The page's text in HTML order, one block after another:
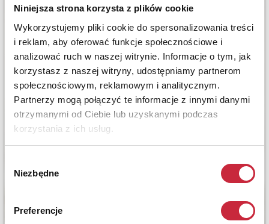
Niniejsza strona korzysta z plików cookie
Wykorzystujemy pliki cookie do spersonalizowania treści
i reklam, aby oferować funkcje społecznościowe i
analizować ruch w naszej witrynie. Informacje o tym, jak
korzystasz z naszej witryny, udostępniamy partnerom
społecznościowym, reklamowym i analitycznym.
Partnerzy mogą połączyć te informacje z innymi danymi
otrzymanymi od Ciebie lub uzyskanymi podczas
korzystania z ich usług.
zgody
Niezbędne
Preferencje